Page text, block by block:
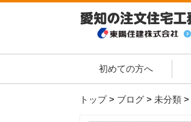
初めての方へ
トップ> ブログ > 未分類 >